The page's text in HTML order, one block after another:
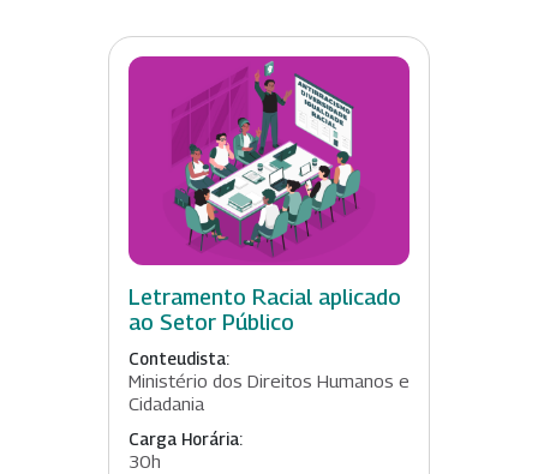
Letramento Racial aplicado
ao Setor Público
Conteudista:
Ministério dos Direitos Humanos e
Cidadania
Carga Horária:
30h